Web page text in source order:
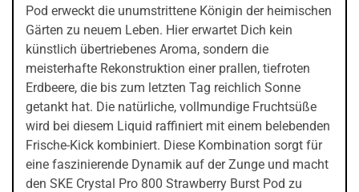
Pod erweckt die unumstrittene Königin der heimischen
Gärten zu neuem Leben. Hier erwartet Dich kein
künstlich übertriebenes Aroma, sondern die
meisterhafte Rekonstruktion einer prallen, tiefroten
Erdbeere, die bis zum letzten Tag reichlich Sonne
getankt hat. Die natürliche, vollmundige Fruchtsüße
wird bei diesem Liquid raffiniert mit einem belebenden
Frische-Kick kombiniert. Diese Kombination sorgt für
eine faszinierende Dynamik auf der Zunge und macht
den SKE Crystal Pro 800 Strawberry Burst Pod zu